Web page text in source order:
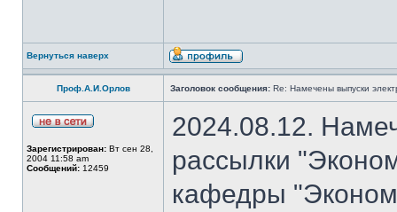
Вернуться наверх
Проф.А.И.Орлов Заголовок сообщения: Re: Намечены выпуски
Зарегистрирован: Вт сен 28,
2004 11:58 am
Сообщений: 12459
2024.08.12.
рассылки
кафедры